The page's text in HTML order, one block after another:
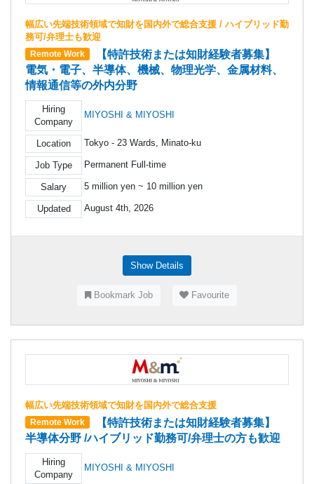
幅広い先端技術領域で知財を国内外で総合支援 / ハイブリッド勤
務可/弁理士も歓迎
Remote Work
【特許技術または知財経験者募集】
電気・電子、半導体、機械、物理光学、金属材料、
情報通信等の外内分野
Hiring
Company
MIYOSHI & MIYOSHI
Location Tokyo - 23 Wards, Minato-ku
Job Type Permanent Full-time
Salary 5 million yen ~ 10 million yen
Updated August 4th, 2026
Show Details
Bookmark Job Favourite
幅広い先端技術領域で知財を国内外で総合支援
Remote Work
【特許技術または知財経験者募集】
半導体分野 /ハイブリッド勤務可/弁理士の方も歓迎
Hiring
Company
MIYOSHI & MIYOSHI